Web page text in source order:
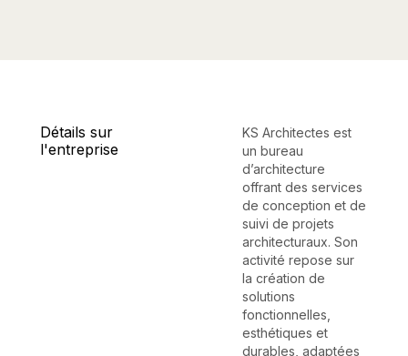
Détails sur
l'entreprise
KS Architectes est
un bureau
d’architecture
offrant des services
de conception et de
suivi de projets
architecturaux. Son
activité repose sur
la création de
solutions
fonctionnelles,
esthétiques et
durables, adaptées